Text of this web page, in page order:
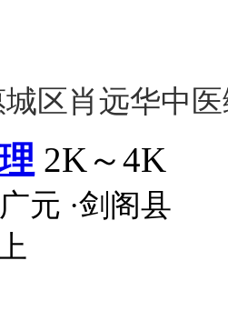
区肖远华中
2K～4K
广元 ·剑阁县